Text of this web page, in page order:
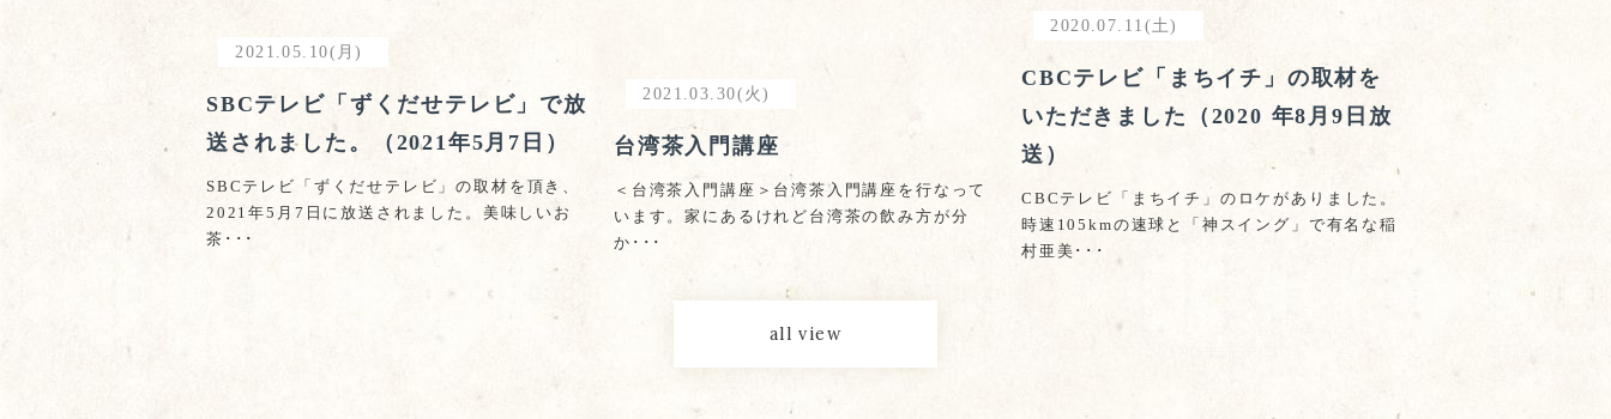
2021.05.10(月)
SBCテレビ「ずくだせテレビ」で放
送されました。（2021年5月7日）
SBCテレビ「ずくだせテレビ」の取材を頂き、
2021年5月7日に放送されました。美味しいお
茶･･･
2021.03.30(火)
台湾茶入門講座
＜台湾茶入門講座＞台湾茶入門講座を行なって
います。家にあるけれど台湾茶の飲み方が分
か･･･
2020.07.11(土)
CBCテレビ「まちイチ」の取材を
いただきました（2020 年8月9日放
送）
CBCテレビ「まちイチ」のロケがありました。
時速105kmの速球と「神スイング」で有名な稲
村亜美･･･
all view